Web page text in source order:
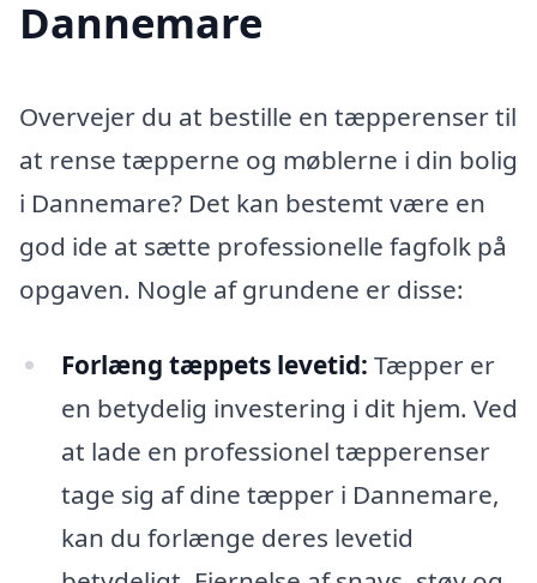
Dannemare
Overvejer du at bestille en tæpperenser til
at rense tæpperne og møblerne i din bolig
i Dannemare? Det kan bestemt være en
god ide at sætte professionelle fagfolk på
opgaven. Nogle af grundene er disse:
Forlæng tæppets levetid: Tæpper er
en betydelig investering i dit hjem. Ved
at lade en professionel tæpperenser
tage sig af dine tæpper i Dannemare,
kan du forlænge deres levetid